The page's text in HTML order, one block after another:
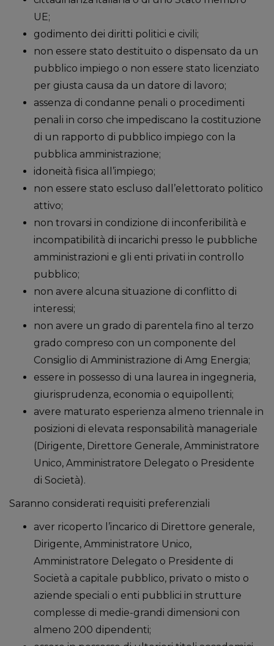
UE;
godimento dei diritti politici e civili;
non essere stato destituito o dispensato da un
pubblico impiego o non essere stato licenziato
per giusta causa da un datore di lavoro;
assenza di condanne penali o procedimenti
penali in corso che impediscano la costituzione
di un rapporto di pubblico impiego con la
pubblica amministrazione;
idoneità fisica all’impiego;
non essere stato escluso dall’elettorato politico
attivo;
non trovarsi in condizione di inconferibilità e
incompatibilità di incarichi presso le pubbliche
amministrazioni e gli enti privati in controllo
pubblico;
non avere alcuna situazione di conflitto di
interessi;
non avere un grado di parentela fino al terzo
grado compreso con un componente del
Consiglio di Amministrazione di Amg Energia;
essere in possesso di una laurea in ingegneria,
giurisprudenza, economia o equipollenti;
avere maturato esperienza almeno triennale in
posizioni di elevata responsabilità manageriale
(Dirigente, Direttore Generale, Amministratore
Unico, Amministratore Delegato o Presidente
di Società).
Saranno considerati requisiti preferenziali
aver ricoperto l’incarico di Direttore generale,
Dirigente, Amministratore Unico,
Amministratore Delegato o Presidente di
Società a capitale pubblico, privato o misto o
aziende speciali o enti pubblici in strutture
complesse di medie-grandi dimensioni con
almeno 200 dipendenti;